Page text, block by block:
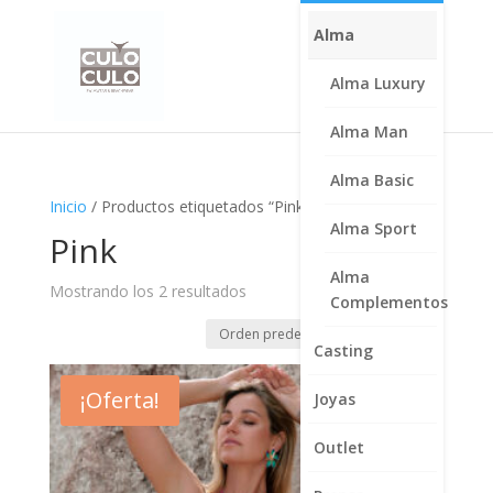
Alma
Alma Luxury
Alma Man
Alma Basic
Alma Sport
Alma
Complementos
Casting
Joyas
Outlet
Inicio / Productos etiquetados “Pink”
Pink
Mostrando los 2 resultados
¡Oferta!